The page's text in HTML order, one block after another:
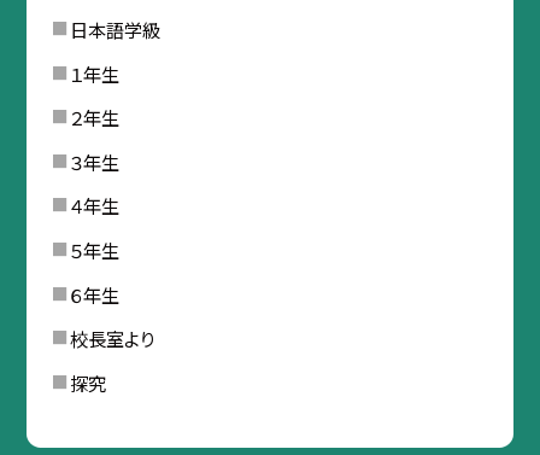
日本語学級
１年生
２年生
３年生
４年生
５年生
６年生
校長室より
探究